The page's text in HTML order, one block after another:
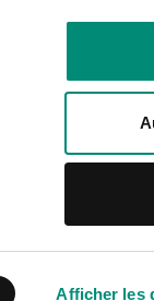
Afficher les
Rejoignez-
sociaux
Linkedin
Mentions légales